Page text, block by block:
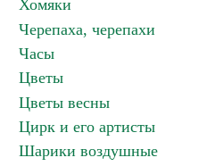
Хомяки
Черепаха, черепахи
Часы
Цветы
Цветы весны
Цирк и его артисты
Шарики воздушные